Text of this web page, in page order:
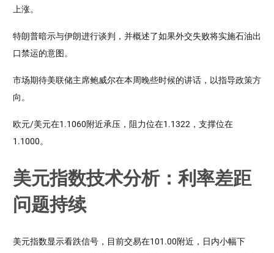
上涨。
特朗普暗示与伊朗进行谈判，并概述了如果外交失败将实施石油出
口禁运的意图。
市场期待美联储主席鲍威尔在本周晚些时候的讲话，以指导政策方
向。
欧元/美元在1.1060附近承压，阻力位在1.1322，支撑位在
1.1000。
美元指数技术分析：利率差距
问题持续
美元指数显示看跌信号，目前交易在101.00附近，日内小幅下